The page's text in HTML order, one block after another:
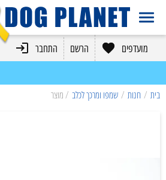
מועדפים הרשם התחבר
בית / חנות / שמפו ומרכך לכלב / מוצר